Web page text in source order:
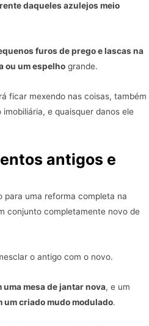
daqueles azulejos meio
furos de prego e lascas na
ou um espelho grande.
ficar mexendo nas coisas, também
e quaisquer danos ele
antigos e
para uma reforma completa na
conjunto completamente novo de
o antigo com o novo.
mesa de jantar nova, e um
um criado mudo modulado.